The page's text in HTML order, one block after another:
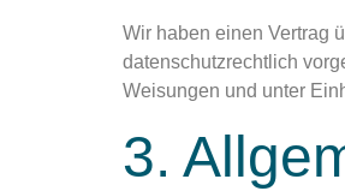
Wir haben einen Vertrag
datenschutzrechtlich
Weisungen und unter
3.